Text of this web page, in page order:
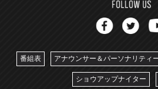
番組表 アナウンサー＆パーソナリティ
ショウアップナイター